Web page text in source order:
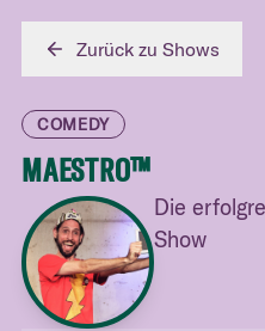
Zurück zu Shows
COMEDY
MAESTRO™
Die
Show